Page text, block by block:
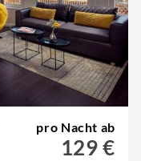
pro Nacht ab
129 €